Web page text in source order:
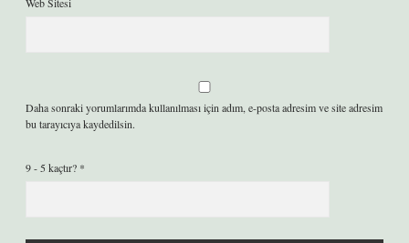
Daha sonraki yorumlarımda kullanılması için adım, e-posta adresim ve site adresim
bu tarayıcıya kaydedilsin.
9 - 5 kaçtır? *